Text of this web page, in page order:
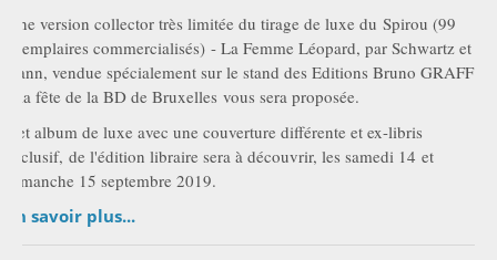
Une version collector très limitée du tirage de luxe du Spirou (99
exemplaires commercialisés) - La Femme Léopard, par Schwartz et
Yann, vendue spécialement sur le stand des Editions Bruno GRAFF
à la fête de la BD de Bruxelles vous sera proposée.
Cet album de luxe avec une couverture différente et ex-libris
exclusif, de l'édition libraire sera à découvrir, les samedi 14 et
dimanche 15 septembre 2019.
En savoir plus...